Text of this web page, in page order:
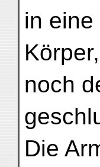
in
noch
Die